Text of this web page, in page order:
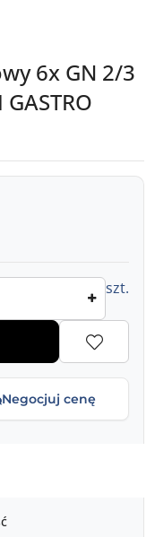
6x GN 2/3
szt.
Negocjuj cenę